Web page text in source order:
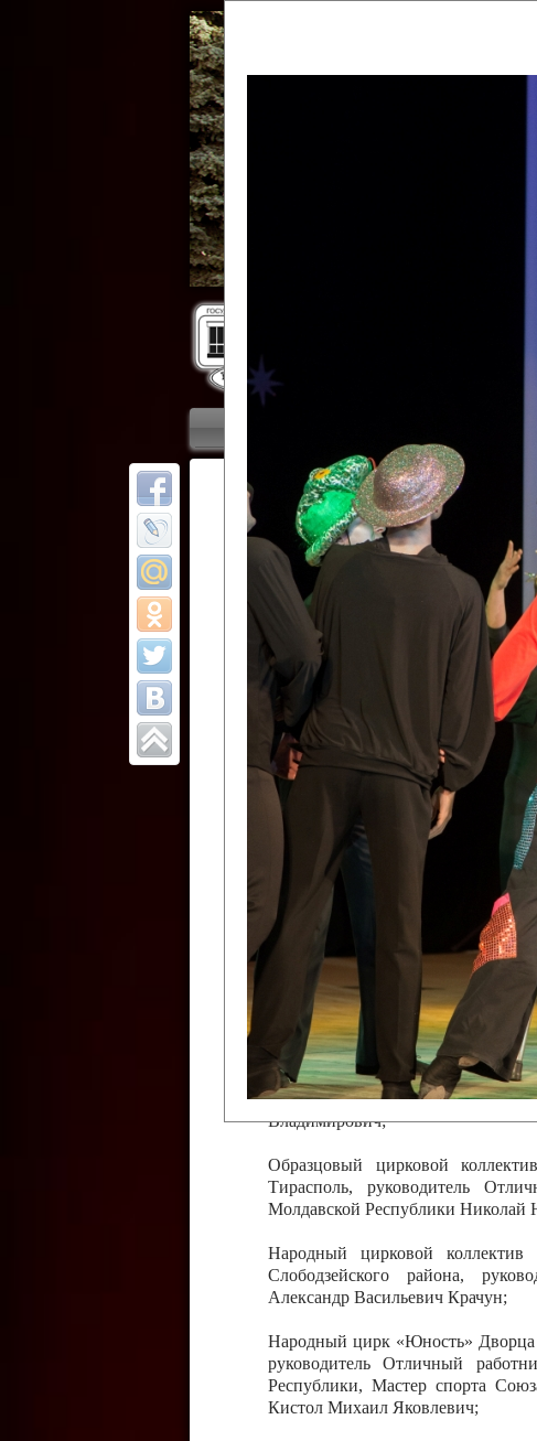
Все отчеты
Финал
цирковых
Приднестровского
Участники фестиваля:
Образцовый эстрадно-
Протягайловка, г. Бендеры ,
Народный цирковой
досуговый центр «Шелковик»
культуры Приднестровской
Олег Степанович Райлян;
Народный цирковой
Григориопольского района,
Приднестровской Молдавской
Народный цирковой коллектив
Слободзейского района,
Приднестровской
Казавчинская;
Образцовый эстрадно-цирковой
творчества с. Чобручи,
Владимирович;
Образцовый цирковой
Тирасполь, руководитель
Молдавской Республики Николай
Народный цирковой
Слободзейского района,
Александр Васильевич Крачун;
Народный цирк «Юность» Дворца
руководитель Отличный
Республики, Мастер спорта
Кистол Михаил Яковлевич;